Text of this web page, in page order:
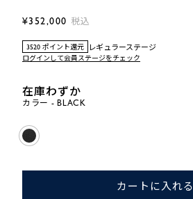
¥352,000 税込
3520 ポイント還元 レギュラーステージ
ログインして会員ステージをチェック
在庫わずか
カラー - BLACK
カートに入れる